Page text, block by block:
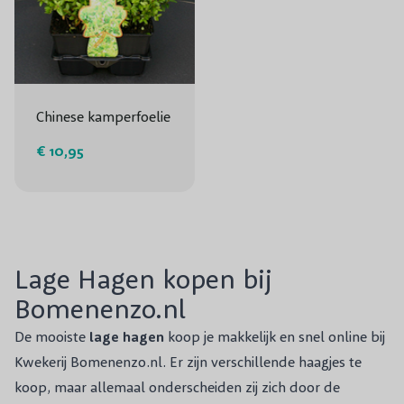
Chinese kamperfoelie
€ 10,95
Lage Hagen kopen bij
Bomenenzo.nl
De mooiste lage hagen koop je makkelijk en snel online bij
Kwekerij Bomenenzo.nl. Er zijn verschillende haagjes te
koop, maar allemaal onderscheiden zij zich door de